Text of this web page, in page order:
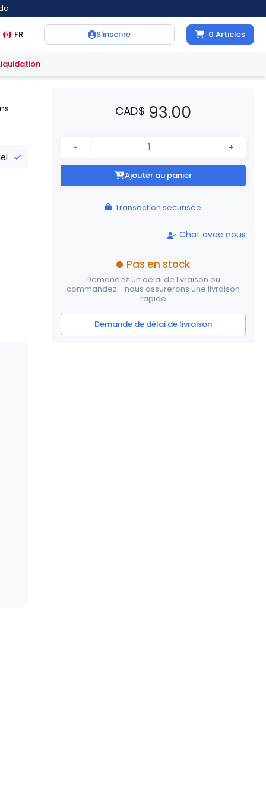
FR S'inscrire 0 Articles
CAD$ 93.00
- +
Ajouter au panier
Transaction sécurisée
Chat avec nous
Pas en stock
Demandez un délai de livraison ou
commandez - nous assurerons une livraison
rapide
Demande de délai de livraison